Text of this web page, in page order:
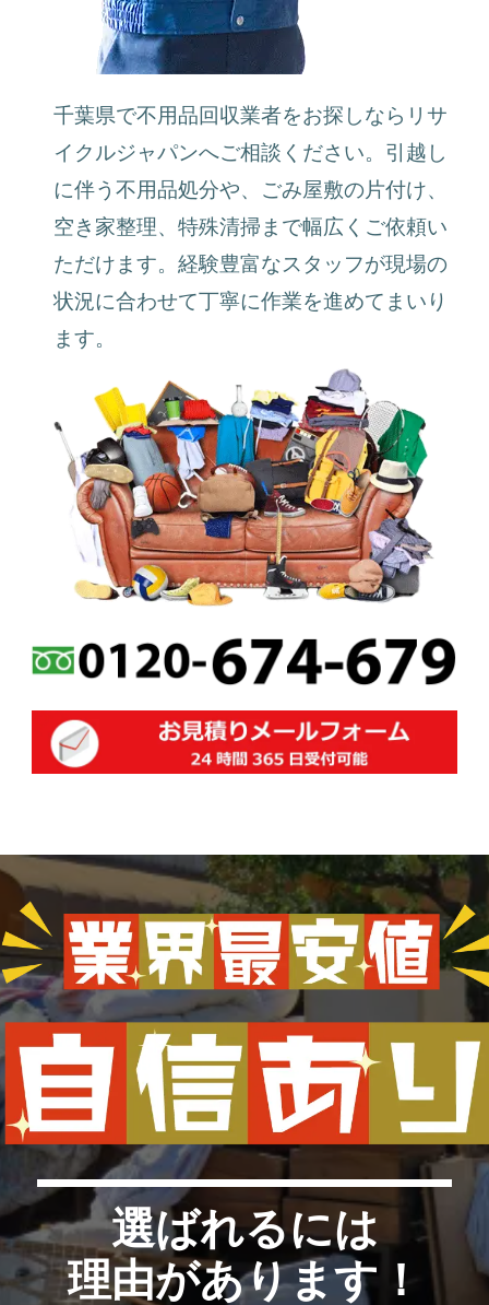
千葉県で不用品回収業者をお探しならリサ
イクルジャパンへご相談ください。引越し
に伴う不用品処分や、ごみ屋敷の片付け、
空き家整理、特殊清掃まで幅広くご依頼い
ただけます。経験豊富なスタッフが現場の
状況に合わせて丁寧に作業を進めてまいり
ます。
選ばれるには
理由があります！